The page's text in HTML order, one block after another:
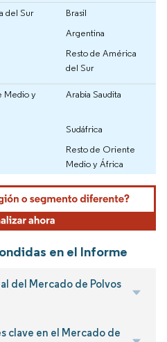
del Sur
Brasil
Argentina
Resto de América
del Sur
Medio y
Arabia Saudita
Sudáfrica
Resto de Oriente
Medio y África
en el Informe
del Mercado de Polvos
clave en el Mercado de